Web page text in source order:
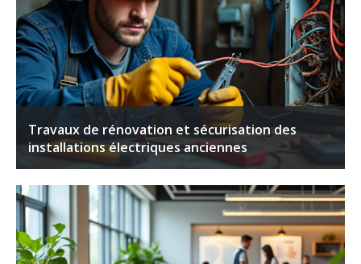
Travaux de rénovation et sécurisation des
installations électriques anciennes